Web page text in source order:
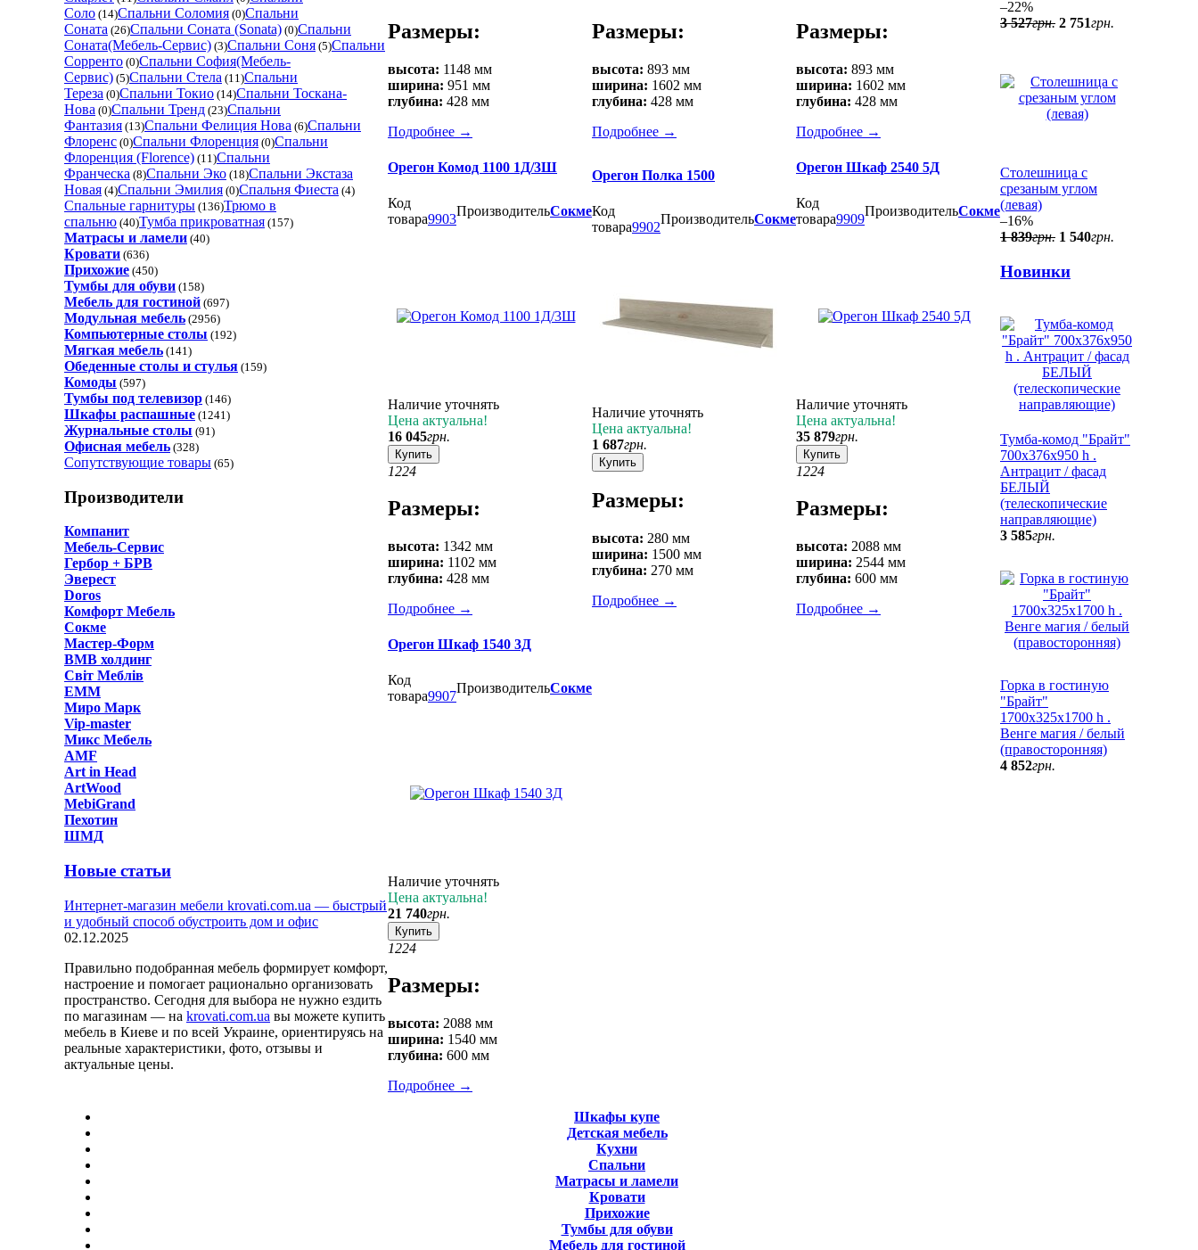
Соло (14)Спальни Соломия (0)Спальни
Соната (26)Спальни Соната (Sonata) (0)Спальни
Соната(Мебель-Сервис) (3)Спальни Соня (5)Спальни
Сорренто (0)Спальни София(Мебель-
Сервис) (5)Спальни Стела (11)Спальни
Тереза (0)Спальни Токио (14)Спальни Тоскана-
Нова (0)Спальни Тренд (23)Спальни
Фантазия (13)Спальни Фелиция Нова (6)Спальни
Флоренс (0)Спальни Флоренция (0)Спальни
Флоренция (Florence) (11)Спальни
Франческа (8)Спальни Эко (18)Спальни Экстаза
Новая (4)Спальни Эмилия (0)Спальня Фиеста (4)
Спальные гарнитуры (136)Трюмо в
спальню (40)Тумба прикроватная (157)
Матрасы и ламели (40)
Кровати (636)
Прихожие (450)
Тумбы для обуви (158)
Мебель для гостиной (697)
Модульная мебель (2956)
Компьютерные столы (192)
Мягкая мебель (141)
Обеденные cтолы и стулья (159)
Комоды (597)
Тумбы под телевизор (146)
Шкафы распашные (1241)
Журнальные столы (91)
Офисная мебель (328)
Сопутствующие товары (65)
Производители
Компанит
Мебель-Сервис
Гербор + БРВ
Эверест
Doros
Комфорт Мебель
Сокме
Мастер-Форм
ВМВ холдинг
Світ Меблів
ЕММ
Миро Марк
Vip-master
Микс Мебель
AMF
Art in Head
ArtWood
MebiGrand
Пехотин
ШМД
Новые статьи
Интернет-магазин мебели krovati.com.ua — быстрый
и удобный способ обустроить дом и офис
02.12.2025
Правильно подобранная мебель формирует комфорт,
настроение и помогает рационально организовать
пространство. Сегодня для выбора не нужно ездить
по магазинам — на krovati.com.ua вы можете купить
мебель в Киеве и по всей Украине, ориентируясь на
реальные характеристики, фото, отзывы и
актуальные цены.
Размеры:
высота: 1148 мм
ширина: 951 мм
глубина: 428 мм
Подробнее →
Размеры:
высота: 893 мм
ширина: 1602 мм
глубина: 428 мм
Подробнее →
Размеры:
высота: 893 мм
ширина: 1602 мм
глубина: 428 мм
Подробнее →
Орегон Комод 1100 1Д/3Ш
Код
товара9903
ПроизводительСокме
Наличие уточнять
Цена актуальна!
16 045грн.
Купить
1224
Размеры:
высота: 1342 мм
ширина: 1102 мм
глубина: 428 мм
Подробнее →
Орегон Полка 1500
Код
товара9902
ПроизводительСокме
Наличие уточнять
Цена актуальна!
1 687грн.
Купить
Размеры:
высота: 280 мм
ширина: 1500 мм
глубина: 270 мм
Подробнее →
Орегон Шкаф 2540 5Д
Код
товара9909
ПроизводительСокме
Наличие уточнять
Цена актуальна!
35 879грн.
Купить
1224
Размеры:
высота: 2088 мм
ширина: 2544 мм
глубина: 600 мм
Подробнее →
Орегон Шкаф 1540 3Д
Код
товара9907
ПроизводительСокме
Наличие уточнять
Цена актуальна!
21 740грн.
Купить
1224
Размеры:
высота: 2088 мм
ширина: 1540 мм
глубина: 600 мм
Подробнее →
–22%
3 527грн. 2 751грн.
Столешница с
срезаным углом
(левая)
–16%
1 839грн. 1 540грн.
Новинки
Тумба-комод "Брайт"
700х376х950 h .
Антрацит / фасад
БЕЛЫЙ
(телескопические
направляющие)
3 585грн.
Горка в гостиную
"Брайт"
1700х325х1700 h .
Венге магия / белый
(правосторонняя)
4 852грн.
Шкафы купе
Детская мебель
Кухни
Спальни
Матрасы и ламели
Кровати
Прихожие
Тумбы для обуви
Мебель для гостиной